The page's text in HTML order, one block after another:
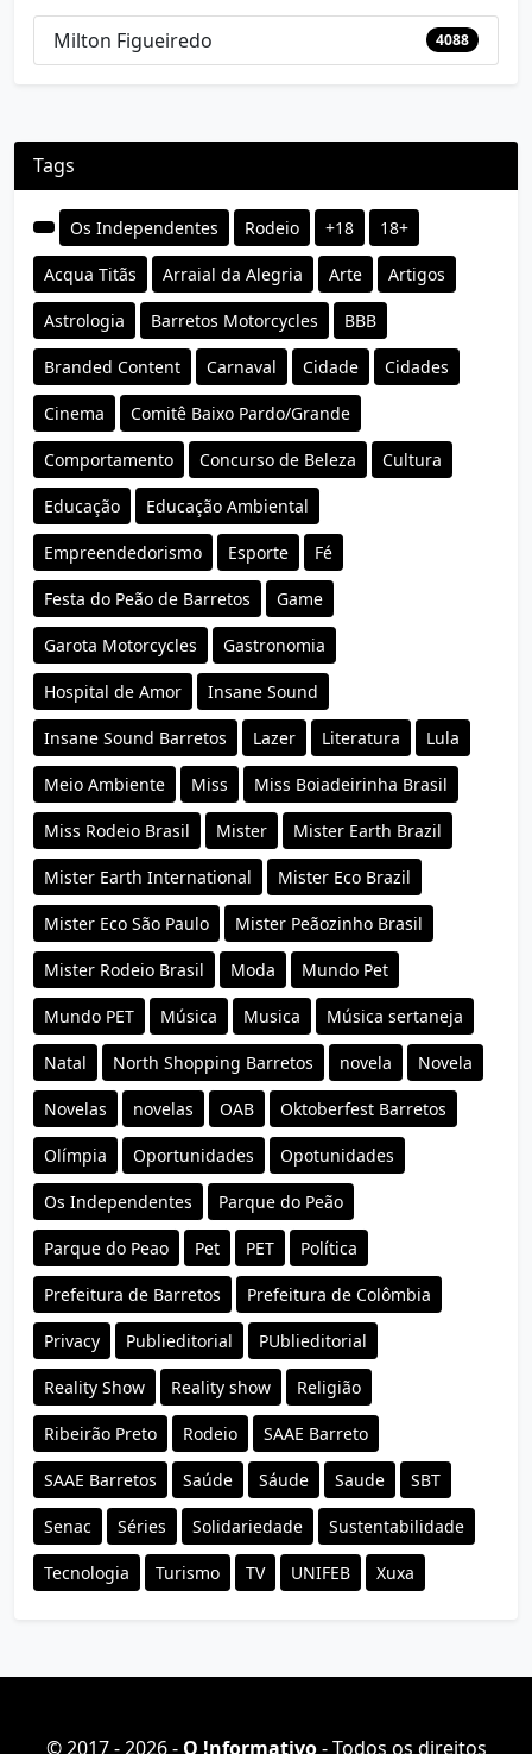
Milton Figueiredo 4088
Tags
Os Independentes Rodeio +18 18+
Acqua Titãs Arraial da Alegria Arte Artigos
Astrologia Barretos Motorcycles BBB
Branded Content Carnaval Cidade Cidades
Cinema Comitê Baixo Pardo/Grande
Comportamento Concurso de Beleza Cultura
Educação Educação Ambiental
Empreendedorismo Esporte Fé
Festa do Peão de Barretos Game
Garota Motorcycles Gastronomia
Hospital de Amor Insane Sound
Insane Sound Barretos Lazer Literatura Lula
Meio Ambiente Miss Miss Boiadeirinha Brasil
Miss Rodeio Brasil Mister Mister Earth Brazil
Mister Earth International Mister Eco Brazil
Mister Eco São Paulo Mister Peãozinho Brasil
Mister Rodeio Brasil Moda Mundo Pet
Mundo PET Música Musica Música sertaneja
Natal North Shopping Barretos novela Novela
Novelas novelas OAB Oktoberfest Barretos
Olímpia Oportunidades Opotunidades
Os Independentes Parque do Peão
Parque do Peao Pet PET Política
Prefeitura de Barretos Prefeitura de Colômbia
Privacy Publieditorial PUblieditorial
Reality Show Reality show Religião
Ribeirão Preto Rodeio SAAE Barreto
SAAE Barretos Saúde Sáude Saude SBT
Senac Séries Solidariedade Sustentabilidade
Tecnologia Turismo TV UNIFEB Xuxa
© 2017 - 2026 - O ǃnformativo- Todos os direitos